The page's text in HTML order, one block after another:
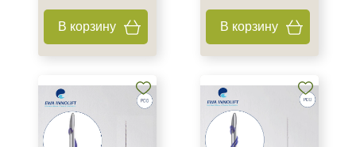
В корзину В корзину